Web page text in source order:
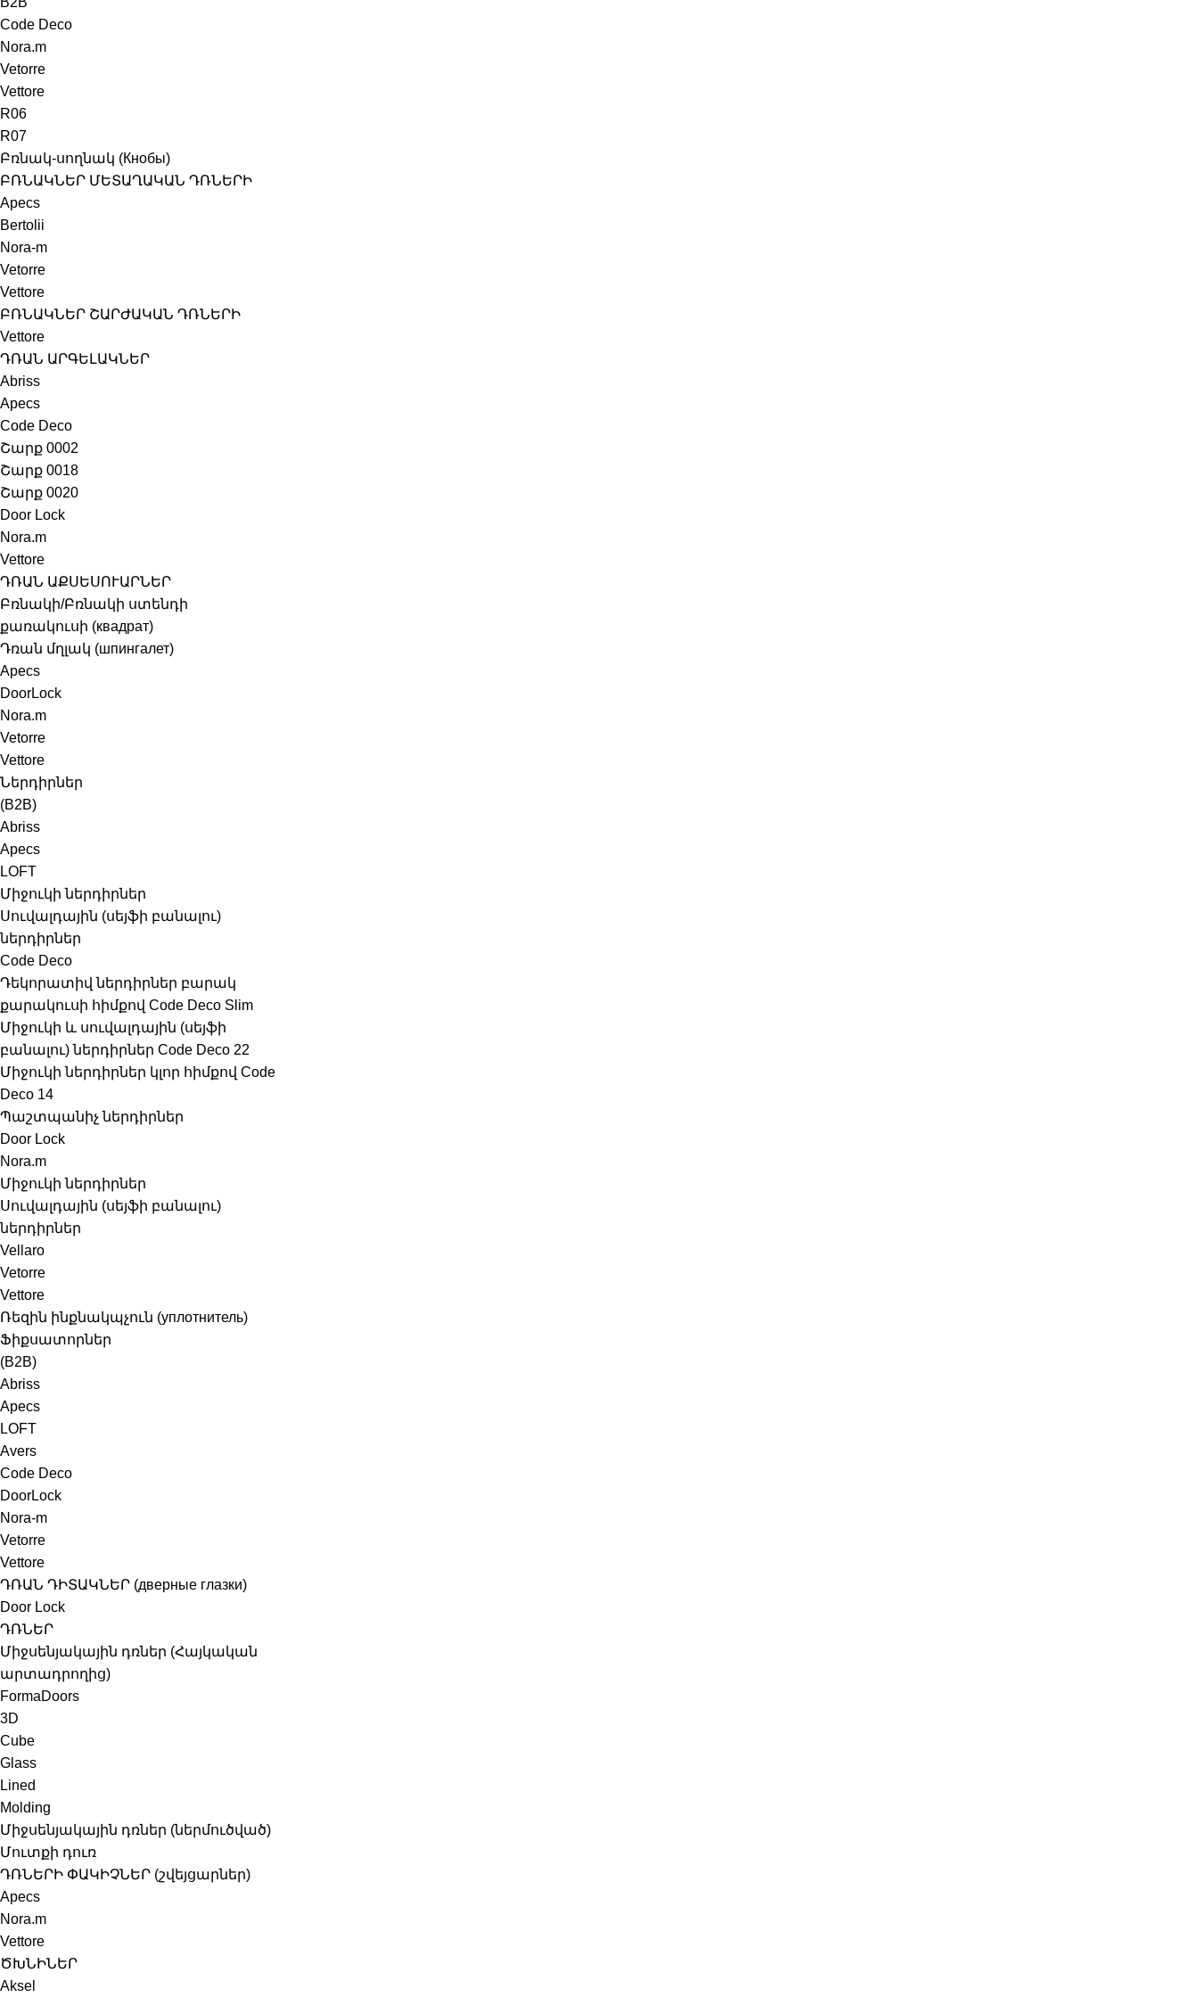
Code Deco
Nora.m
Vetorre
Vettore
R06
R07
Բռնակ-սողնակ (Кнобы)
ԲՌՆԱԿՆԵՐ ՄԵՏԱՂԱԿԱՆ ԴՌՆԵՐԻ
Apecs
Bertolii
Nora-m
Vetorre
Vettore
ԲՌՆԱԿՆԵՐ ՇԱՐԺԱԿԱՆ ԴՌՆԵՐԻ
Vettore
ԴՌԱՆ ԱՐԳԵԼԱԿՆԵՐ
Abriss
Apecs
Code Deco
Շարք 0002
Շարք 0018
Շարք 0020
Door Lock
Nora.m
Vettore
ԴՌԱՆ ԱՔՍԵՍՈՒԱՐՆԵՐ
Բռնակի/Բռնակի ստենդի
քառակուսի (квадрат)
Դռան մղլակ (шпингалет)
Apecs
DoorLock
Nora.m
Vetorre
Vettore
Ներդիրներ
(B2B)
Abriss
Apecs
LOFT
Միջուկի ներդիրներ
Սուվալդային (սեյֆի բանալու)
ներդիրներ
Code Deco
Դեկորատիվ ներդիրներ բարակ
քարակուսի հիմքով Code Deco Slim
Միջուկի և սուվալդային (սեյֆի
բանալու) ներդիրներ Code Deco 22
Միջուկի ներդիրներ կլոր հիմքով Code
Deco 14
Պաշտպանիչ ներդիրներ
Door Lock
Nora.m
Միջուկի ներդիրներ
Սուվալդային (սեյֆի բանալու)
ներդիրներ
Vellaro
Vetorre
Vettore
Ռեզին ինքնակպչուն (уплотнитель)
Ֆիքսատորներ
(B2B)
Abriss
Apecs
LOFT
Avers
Code Deco
DoorLock
Nora-m
Vetorre
Vettore
ԴՌԱՆ ԴԻՏԱԿՆԵՐ (дверные глазки)
Door Lock
ԴՌՆԵՐ
Միջսենյակային դռներ (Հայկական
արտադրողից)
FormaDoors
3D
Cube
Glass
Lined
Molding
Միջսենյակային դռներ (ներմուծված)
Մուտքի դուռ
ԴՌՆԵՐԻ ՓԱԿԻՉՆԵՐ (շվեյցարներ)
Apecs
Nora.m
Vettore
ԾԽՆԻՆԵՐ
Aksel